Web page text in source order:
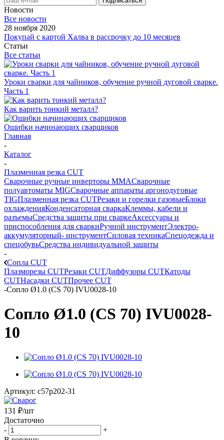
Новости
Все новости
28 ноября 2020
Покупай с картой Халва в рассрочку до 10 месяцев
Статьи
Все статьи
Уроки сварки для чайников, обучение ручной дуговой сварке.
Часть 1
Как варить тонкий металл?
Ошибки начинающих сварщиков
Главная
-
Каталог
-
Плазменная резка CUT
Сварочные ручные инверторы MMAСварочные
полуавтоматы MIGСварочные аппараты аргонодуговые
TIGПлазменная резка CUTРезаки и горелки газовыеБлоки
охлажденияКонденсаторная сваркаКлеммы, кабели и
разъемыСредства защиты при сваркеАксессуары и
приспособления для сваркиРучной инструментЭлектро-
аккумуляторный- инструментСиловая техникаСпецодежда и
спецобувьСредства индивидуальной защиты
-
Сопла CUT
Плазморезы CUTРезаки CUTДиффузоры CUTКатоды
CUTНасадки CUTПрочее CUT
-Сопло Ø1.0 (CS 70) IVU0028-10
Сопло Ø1.0 (CS 70) IVU0028-
10
Артикул: c57p202-31
131 ₽/шт
Достаточно
-
+